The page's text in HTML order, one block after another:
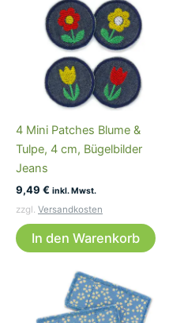
4 Mini Patches Blume &
Tulpe, 4 cm, Bügelbilder
Jeans
9,49 € inkl. Mwst.
zzgl. Versandkosten
In den Warenkorb